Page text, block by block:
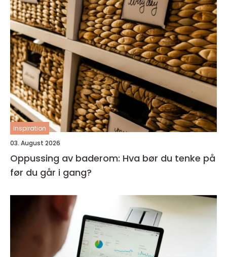
inspiration
03. August 2026
Oppussing av baderom: Hva bør du tenke på
før du går i gang?